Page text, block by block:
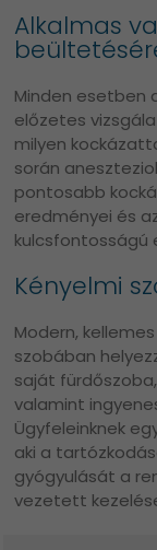
Alkalmas
Minden esetben
előzetes
milyen
során
pontosabb
eredményei és
kulcsfontosságú
Kényelmi
Modern,
szobában
saját
valamint
Ügyfeleinknek
aki a
gyógyulását a
vezetett